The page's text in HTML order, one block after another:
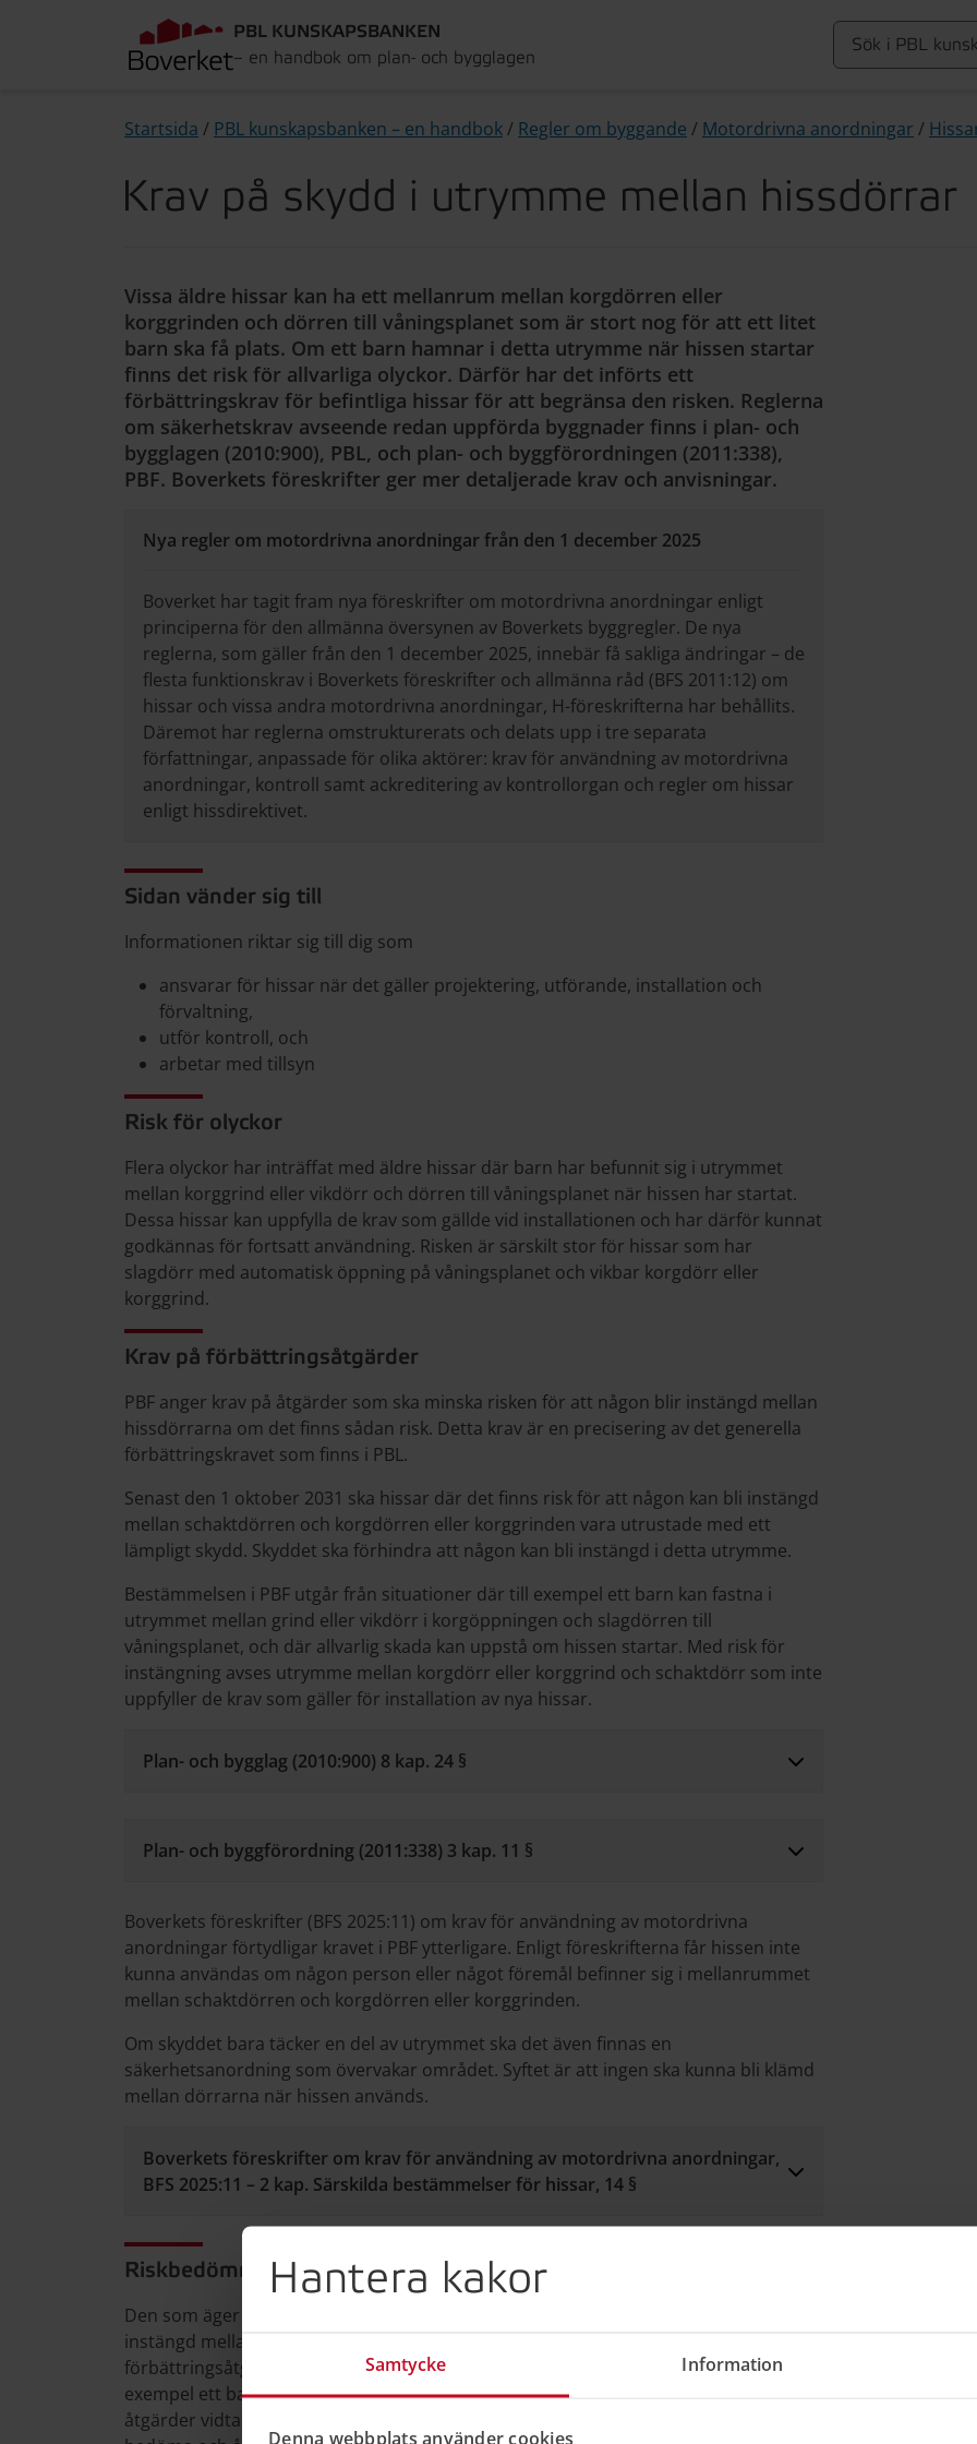
Hantera kakor
Samtycke Information
Denna webbplats använder cookies
PBL KUNSKAPSBANKEN
– en handbok om plan- och bygglagen
Startsida / PBL kunskapsbanken – en handbok/ Regler om byggande / Motordrivna anordningar /
Krav på skydd i utrymme mellan hissdörrar
Vissa äldre hissar kan ha ett mellanrum mellan korgdörren eller
korggrinden och dörren till våningsplanet som är stort nog för att ett litet
barn ska få plats. Om ett barn hamnar i detta utrymme när hissen startar
finns det risk för allvarliga olyckor. Därför har det införts ett
förbättringskrav för befintliga hissar för att begränsa den risken. Reglerna
om säkerhetskrav avseende redan uppförda byggnader finns i plan- och
bygglagen (2010:900), PBL, och plan- och byggförordningen (2011:338),
PBF. Boverkets föreskrifter ger mer detaljerade krav och anvisningar.
Nya regler om motordrivna anordningar från den 1 december 2025
Boverket har tagit fram nya föreskrifter om motordrivna anordningar enligt
principerna för den allmänna översynen av Boverkets byggregler. De nya
reglerna, som gäller från den 1 december 2025, innebär få sakliga ändringar – de
flesta funktionskrav i Boverkets föreskrifter och allmänna råd (BFS 2011:12) om
hissar och vissa andra motordrivna anordningar, H-föreskrifterna har behållits.
Däremot har reglerna omstrukturerats och delats upp i tre separata
författningar, anpassade för olika aktörer: krav för användning av motordrivna
anordningar, kontroll samt ackreditering av kontrollorgan och regler om hissar
enligt hissdirektivet.
Sidan vänder sig till
Informationen riktar sig till dig som
ansvarar för hissar när det gäller projektering, utförande, installation och
förvaltning,
utför kontroll, och
arbetar med tillsyn
Risk för olyckor
Flera olyckor har inträffat med äldre hissar där barn har befunnit sig i utrymmet
mellan korggrind eller vikdörr och dörren till våningsplanet när hissen har startat.
Dessa hissar kan uppfylla de krav som gällde vid installationen och har därför kunnat
godkännas för fortsatt användning. Risken är särskilt stor för hissar som har
slagdörr med automatisk öppning på våningsplanet och vikbar korgdörr eller
korggrind.
Krav på förbättringsåtgärder
PBF anger krav på åtgärder som ska minska risken för att någon blir instängd mellan
hissdörrarna om det finns sådan risk. Detta krav är en precisering av det generella
förbättringskravet som finns i PBL.
Senast den 1 oktober 2031 ska hissar där det finns risk för att någon kan bli instängd
mellan schaktdörren och korgdörren eller korggrinden vara utrustade med ett
lämpligt skydd. Skyddet ska förhindra att någon kan bli instängd i detta utrymme.
Bestämmelsen i PBF utgår från situationer där till exempel ett barn kan fastna i
utrymmet mellan grind eller vikdörr i korgöppningen och slagdörren till
våningsplanet, och där allvarlig skada kan uppstå om hissen startar. Med risk för
instängning avses utrymme mellan korgdörr eller korggrind och schaktdörr som inte
uppfyller de krav som gäller för installation av nya hissar.
Plan- och bygglag (2010:900) 8 kap. 24 §
Plan- och byggförordning (2011:338) 3 kap. 11 §
Boverkets föreskrifter (BFS 2025:11) om krav för användning av motordrivna
anordningar förtydligar kravet i PBF ytterligare. Enligt föreskrifterna får hissen inte
kunna användas om någon person eller något föremål befinner sig i mellanrummet
mellan schaktdörren och korgdörren eller korggrinden.
Om skyddet bara täcker en del av utrymmet ska det även finnas en
säkerhetsanordning som övervakar området. Syftet är att ingen ska kunna bli klämd
mellan dörrarna när hissen används.
Boverkets föreskrifter om krav för användning av motordrivna anordningar,
BFS 2025:11 – 2 kap. Särskilda bestämmelser för hissar, 14 §
Riskbedömning och kontroll
Den som äger eller annars ansvarar för en äldre hiss med risk för att någon kan bli
instängd mellan dörrarna har ansvar för att hissen är säker och att kraven på
förbättringsåtgärder genomförs. Det är viktigt att kontrollera om det finns risk att till
exempel ett barn kan få plats mellan dörrarna. Om sådan risk finns, behöver
åtgärder vidtas för att öka säkerheten. Ett hisserviceföretag kan hjälpa till med att